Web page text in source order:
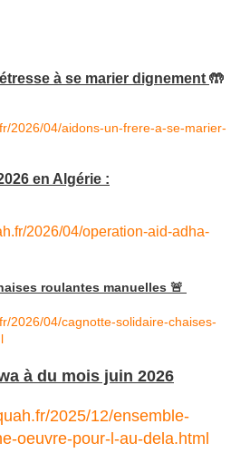
à se marier dignement 🤲
2026/04/aidons-un-frere-a-se-marier-
en Algérie :
2026/04/operation-aid-adha-
roulantes manuelles 🚨
2026/04/cagnotte-solidaire-chaises-
à du mois juin 2026
2025/12/ensemble-
oeuvre-pour-l-au-dela.html